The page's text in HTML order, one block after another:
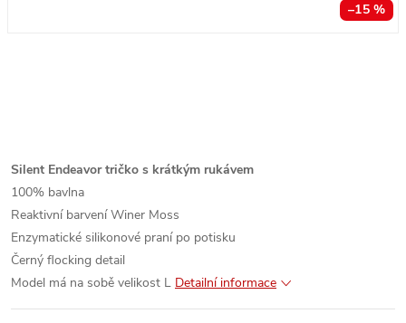
–15 %
Silent Endeavor tričko s krátkým rukávem
100% bavlna
Reaktivní barvení Winer Moss
Enzymatické silikonové praní po potisku
Černý flocking detail
Model má na sobě velikost L Detailní informace